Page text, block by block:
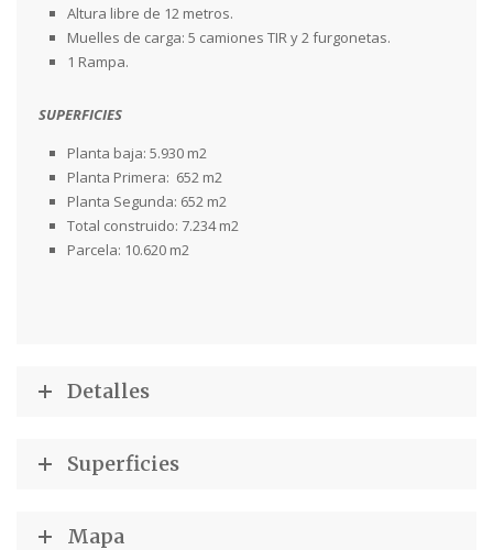
Altura libre de 12 metros.
Muelles de carga: 5 camiones TIR y 2 furgonetas.
1 Rampa.
SUPERFICIES
Planta baja: 5.930 m2
Planta Primera: 652 m2
Planta Segunda: 652 m2
Total construido: 7.234 m2
Parcela: 10.620 m2
Detalles
Superficies
Mapa